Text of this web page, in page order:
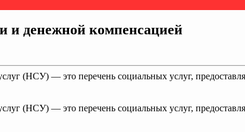
и денежной компенсацией
(НСУ) — это перечень социальных услуг,
(НСУ) — это перечень социальных услуг,